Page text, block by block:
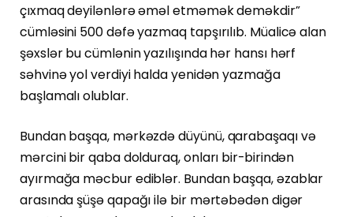
çıxmaq deyilənlərə əməl etməmək deməkdir”
cümləsini 500 dəfə yazmaq tapşırılıb. Müalicə alan
şəxslər bu cümlənin yazılışında hər hansı hərf
səhvinə yol verdiyi halda yenidən yazmağa
başlamalı olublar.
Bundan başqa, mərkəzdə düyünü, qarabaşaqı və
mərcini bir qaba dolduraq, onları bir-birindən
ayırmağa məcbur ediblər. Bundan başqa, əzablar
arasında şüşə qapağı ilə bir mərtəbədən digər